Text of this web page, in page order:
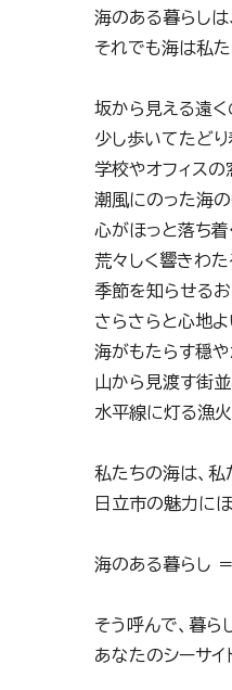
海のある暮らしは
それでも海は私
坂から見える遠く
少し歩いてたど
学校やオフィス
潮風にのった海の
心がほっと落ち
荒々しく響きわ
季節を知らせる
さらさらと心地
海がもたらす穏
山から見渡す街
水平線に灯る漁火
私たちの海は、私
日立市の魅力に
海のある暮らし
そう呼んで、暮
あなたのシーサイ